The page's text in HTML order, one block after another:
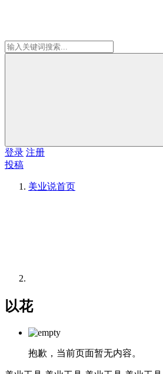
登录 注册
投稿
美业说首页
以花
抱歉，当前页面暂无内容。